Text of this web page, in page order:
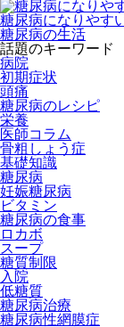
糖尿病になりやす
糖尿病の生活
話題のキーワード
病院
初期症状
頭痛
糖尿病のレシピ
栄養
医師コラム
骨粗しょう症
基礎知識
糖尿病
妊娠糖尿病
ビタミン
糖尿病の食事
ロカボ
スープ
糖質制限
入院
低糖質
糖尿病治療
糖尿病性網膜症